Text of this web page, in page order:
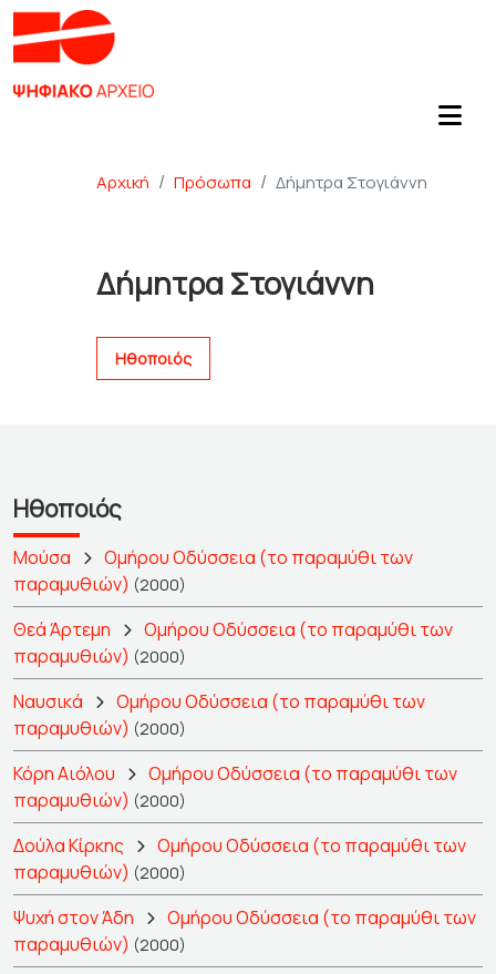
Αρχική Πρόσωπα Δήμητρα Στογιάννη
Δήμητρα Στογιάννη
Ηθοποιός
Ηθοποιός
Μούσα
Ομήρου Οδύσσεια (το παραμύθι των
παραμυθιών) (2000)
Θεά Άρτεμη
Ομήρου Οδύσσεια (το παραμύθι των
παραμυθιών) (2000)
Ναυσικά
Ομήρου Οδύσσεια (το παραμύθι των
παραμυθιών) (2000)
Κόρη Αιόλου
Ομήρου Οδύσσεια (το παραμύθι των
παραμυθιών) (2000)
Δούλα Κίρκης
Ομήρου Οδύσσεια (το παραμύθι των
παραμυθιών) (2000)
Ψυχή στον Άδη
Ομήρου Οδύσσεια (το παραμύθι των
παραμυθιών) (2000)